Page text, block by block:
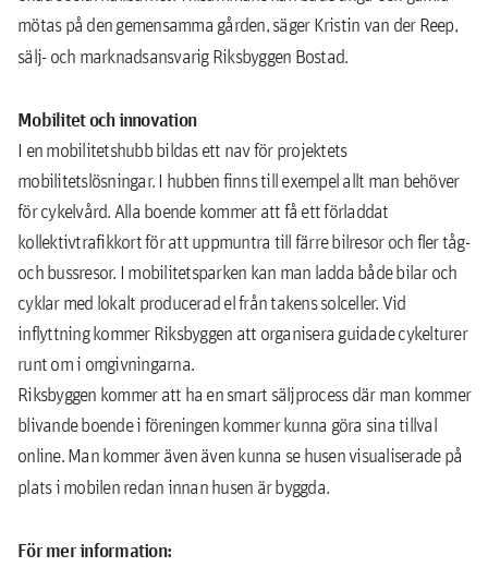
mötas på den gemensamma gården, säger Kristin van der Reep,
sälj- och marknadsansvarig Riksbyggen Bostad.
Mobilitet och innovation
I en mobilitetshubb bildas ett nav för projektets
mobilitetslösningar. I hubben finns till exempel allt man behöver
för cykelvård. Alla boende kommer att få ett förladdat
kollektivtrafikkort för att uppmuntra till färre bilresor och fler tåg-
och bussresor. I mobilitetsparken kan man ladda både bilar och
cyklar med lokalt producerad el från takens solceller. Vid
inflyttning kommer Riksbyggen att organisera guidade cykelturer
runt om i omgivningarna.
Riksbyggen kommer att ha en smart säljprocess där man kommer
blivande boende i föreningen kommer kunna göra sina tillval
online. Man kommer även även kunna se husen visualiserade på
plats i mobilen redan innan husen är byggda.
För mer information: